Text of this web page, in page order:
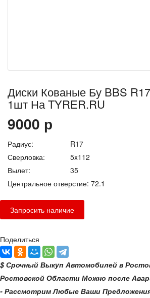
Диски Кованые Бу BBS
1шт На TYRER.RU
9000 р
Радиус:
R17
Сверловка:
5x112
Вылет:
35
Центральное отверстие: 72.1
Поделиться
$ Срочный Выкуп Автомобилей в
Ростовской Области Можно после
- Рассмотрим Любые Ваши